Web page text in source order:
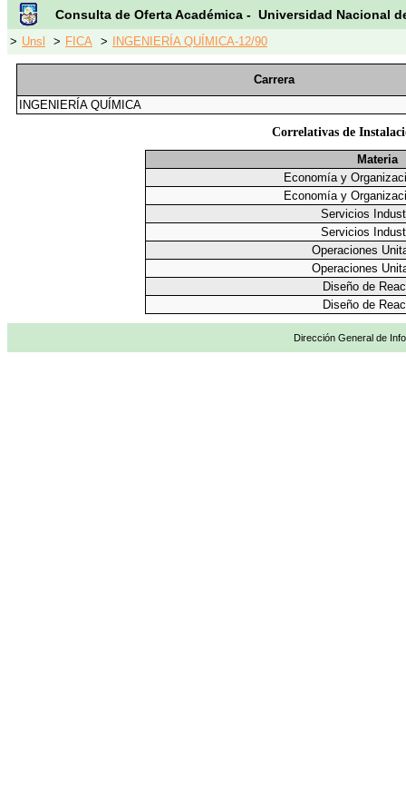
Consulta de Oferta Académica - Universidad Nacional
> Unsl > FICA > INGENIERÍA QUÍMICA-12/90
Carrera
INGENIERÍA QUÍMICA
Correlativas de
Materia
Economía y
Economía y
Servicios
Servicios
Operaciones
Operaciones
Diseño de
Diseño de
Dirección General de